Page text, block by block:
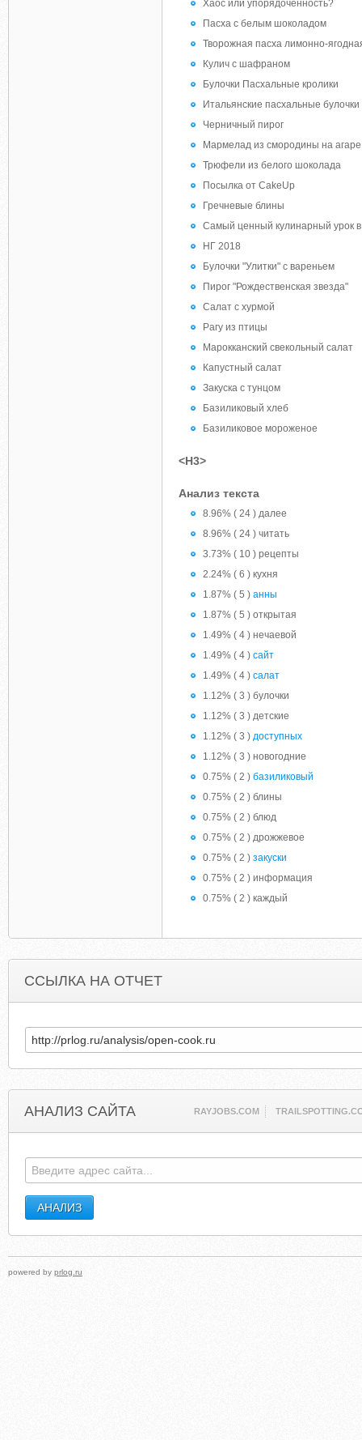
Хаос или упорядоченность?
Пасха с белым шоколадом
Творожная пасха лимонно-
Кулич с шафраном
Булочки Пасхальные кролики
Итальянские пасхальные булочки
Черничный пирог
Мармелад из смородины на агаре
Трюфели из белого шоколада
Посылка от CakeUp
Гречневые блины
Самый ценный кулинарный урок в
НГ 2018
Булочки "Улитки" с вареньем
Пирог "Рождественская звезда"
Салат с хурмой
Рагу из птицы
Марокканский свекольный салат
Капустный салат
Закуска с тунцом
Базиликовый хлеб
Базиликовое мороженое
<H3>
Анализ текста
8.96% ( 24 ) далее
8.96% ( 24 ) читать
3.73% ( 10 ) рецепты
2.24% ( 6 ) кухня
1.87% ( 5 ) анны
1.87% ( 5 ) открытая
1.49% ( 4 ) нечаевой
1.49% ( 4 ) сайт
1.49% ( 4 ) салат
1.12% ( 3 ) булочки
1.12% ( 3 ) детские
1.12% ( 3 ) доступных
1.12% ( 3 ) новогодние
0.75% ( 2 ) базиликовый
0.75% ( 2 ) блины
0.75% ( 2 ) блюд
0.75% ( 2 ) дрожжевое
0.75% ( 2 ) закуски
0.75% ( 2 ) информация
0.75% ( 2 ) каждый
ССЫЛКА НА ОТЧЕТ
АНАЛИЗ САЙТА RAYJOBS.COM
powered by prlog.ru